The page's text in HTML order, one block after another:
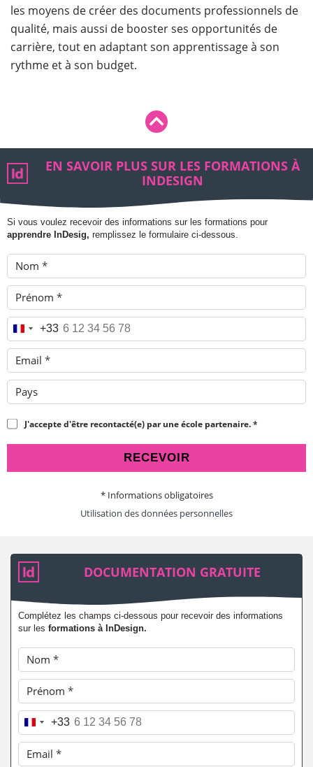
les moyens de créer des documents professionnels de
qualité, mais aussi de booster ses opportunités de
carrière, tout en adaptant son apprentissage à son
rythme et à son budget.
EN SAVOIR PLUS SUR LES FORMATIONS À
INDESIGN
Si vous voulez recevoir des informations sur les formations pour
apprendre InDesig, remplissez le formulaire ci-dessous.
Nom *
Prénom *
Téléphone *
+33
Email *
Pays
J'accepte d'être recontacté(e) par une école partenaire.*
RECEVOIR
* Informations obligatoires
Utilisation des données personnelles
DOCUMENTATION GRATUITE
Complétez les champs ci-dessous pour recevoir des informations
sur les formations à InDesign.
Nom *
Prénom *
Téléphone *
+33
Email *